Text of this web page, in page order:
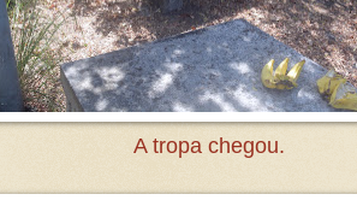
A tropa chegou.